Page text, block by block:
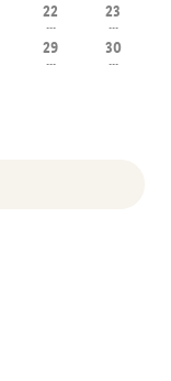
22
---
23
---
29
---
30
---